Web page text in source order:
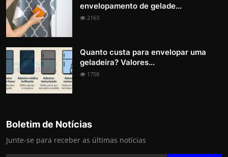
envelopamento de gelade...
2163
Quanto custa para envelopar uma
geladeira? Valores...
1758
Boletim de Notícias
Junte-se para receber as últimas notícias